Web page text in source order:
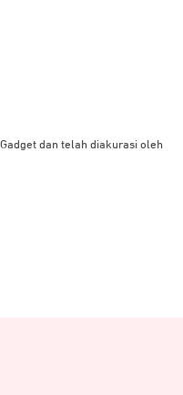
dan telah diakurasi oleh